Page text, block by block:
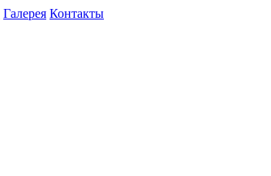
Галерея Контакты